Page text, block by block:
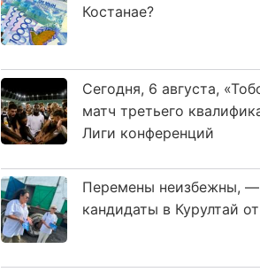
Костанае?
Сегодня, 6 августа,
матч третьего
Лиги конференций
Перемены неизбежны,
кандидаты в Курултай